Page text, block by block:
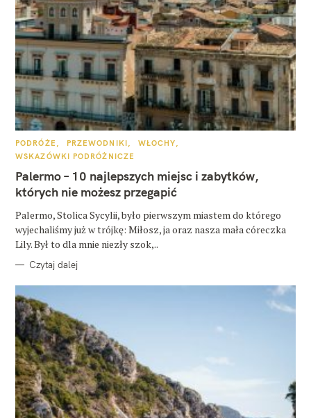
K
T
G
R
PODRÓŻE PRZEWODNIKI
WŁOCHY
WSKAZÓWKI PODRÓŻNICZE
Palermo – 10 najlepszych miejsc i zabytków,
których nie możesz przegapić
Palermo, Stolica Sycylii, było pierwszym miastem do którego
wyjechaliśmy już w trójkę: Miłosz, ja oraz nasza mała córeczka
Lily. Był to dla mnie niezły szok,..
Czytaj dalej